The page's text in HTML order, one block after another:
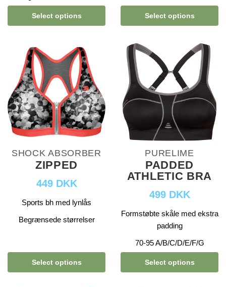
Select options Select options
SHOCK ABSORBER
ZIPPED
449 DKK
Sports bh med lynlås
Begrænsede størrelser
Select options
PURELIME
PADDED
ATHLETIC BRA
499 DKK
Formstøbte skåle med ekstra
padding
70-95 A/B/C/D/E/F/G
Select options